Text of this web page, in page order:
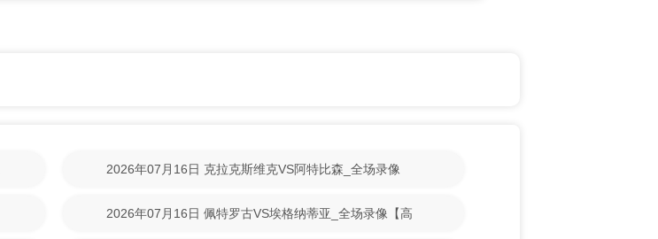
2026年07月16日 克拉克斯维克VS阿特比森_全场录像
2026年07月16日 佩特罗古VS埃格纳蒂亚_全场录像【高